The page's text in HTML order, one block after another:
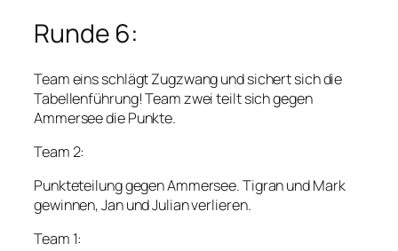
Runde 6:
Team eins schlägt Zugzwang und sichert sich die
Tabellenführung! Team zwei teilt sich gegen
Ammersee die Punkte.
Team 2:
Punkteteilung gegen Ammersee. Tigran und Mark
gewinnen, Jan und Julian verlieren.
Team 1: